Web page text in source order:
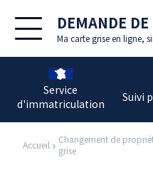
DEMANDE DE
Ma carte grise en ligne,
Service
d'immatriculation
Suivi
Accueil
Changement de
grise